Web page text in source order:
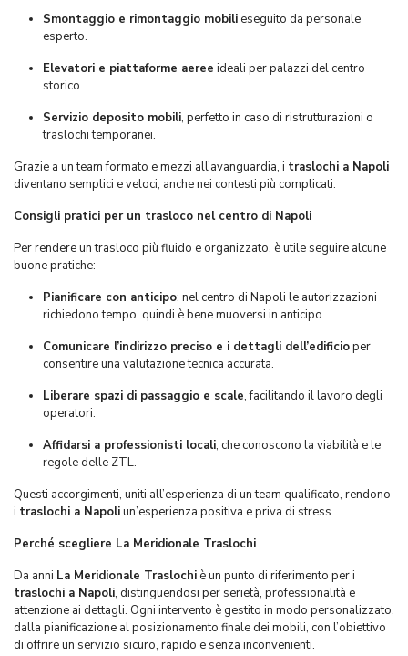
Smontaggio e rimontaggio mobili eseguito da personale
esperto.
Elevatori e piattaforme aeree ideali per palazzi del centro
storico.
Servizio deposito mobili, perfetto in caso di ristrutturazioni o
traslochi temporanei.
Grazie a un team formato e mezzi all’avanguardia, i traslochi a Napoli
diventano semplici e veloci, anche nei contesti più complicati.
Consigli pratici per un trasloco nel centro di Napoli
Per rendere un trasloco più fluido e organizzato, è utile seguire alcune
buone pratiche:
Pianificare con anticipo: nel centro di Napoli le autorizzazioni
richiedono tempo, quindi è bene muoversi in anticipo.
Comunicare l’indirizzo preciso e i dettagli dell’edificioper
consentire una valutazione tecnica accurata.
Liberare spazi di passaggio e scale, facilitando il lavoro degli
operatori.
Affidarsi a professionisti locali, che conoscono la viabilità e le
regole delle ZTL.
Questi accorgimenti, uniti all’esperienza di un team qualificato, rendono
i traslochi a Napoliun’esperienza positiva e priva di stress.
Perché scegliere La Meridionale Traslochi
Da anni La Meridionale Traslochi è un punto di riferimento per i
traslochi a Napoli, distinguendosi per serietà, professionalità e
attenzione ai dettagli. Ogni intervento è gestito in modo personalizzato,
dalla pianificazione al posizionamento finale dei mobili, con l’obiettivo
di offrire un servizio sicuro, rapido e senza inconvenienti.